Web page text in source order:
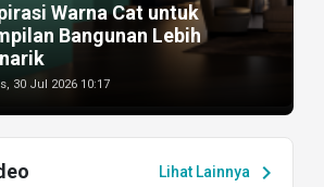
Warna Cat untuk
Bangunan Lebih
30 Jul 2026 10:17
Lihat Lainnya chevron_right